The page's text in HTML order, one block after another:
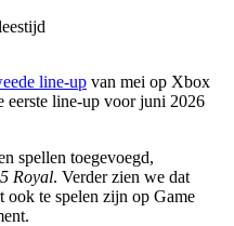
line-up van mei op Xbox
eerste line-up voor juni 2026
spellen toegevoegd,
Royal. Verder zien we dat
ook te spelen zijn op Game